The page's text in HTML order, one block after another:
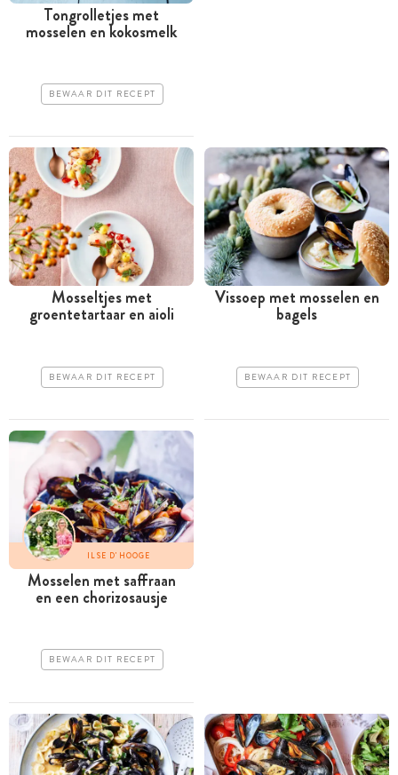
Tongrolletjes met
mosselen en kokosmelk
BEWAAR DIT RECEPT
Mosseltjes met
groentetartaar en aioli
BEWAAR DIT RECEPT
Vissoep met mosselen en
bagels
BEWAAR DIT RECEPT
ILSE D'HOOGE
Mosselen met saffraan
en een chorizosausje
BEWAAR DIT RECEPT